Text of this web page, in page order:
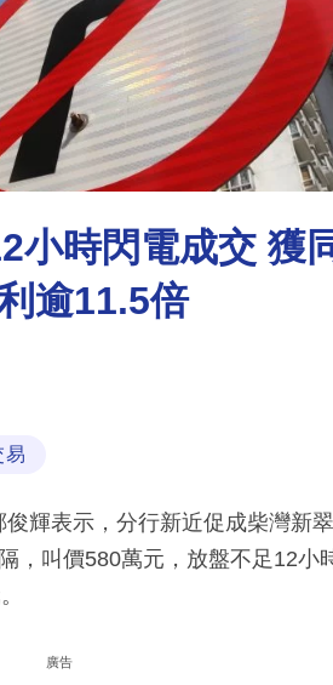
小時閃電成交 獲
逾11.5倍
易
輝表示，分行新近促成柴灣新
，叫價580萬元，放盤不足12小
廣告